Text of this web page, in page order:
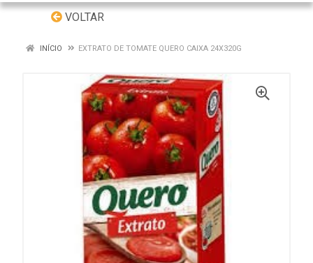
VOLTAR
INÍCIO EXTRATO DE TOMATE QUERO CAIXA 24X320G